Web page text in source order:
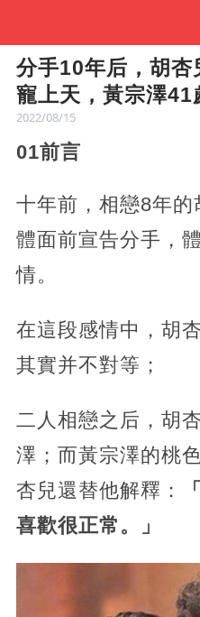
分手10年后，胡
寵上天，黃宗澤41
2022/08/15
01前言
十年前，相戀8年
體面前宣告分手，
情。
在這段感情中，胡
其實并不對等；
二人相戀之后，胡
澤；而黃宗澤的桃
杏兒還替他解釋：
喜歡很正常。」